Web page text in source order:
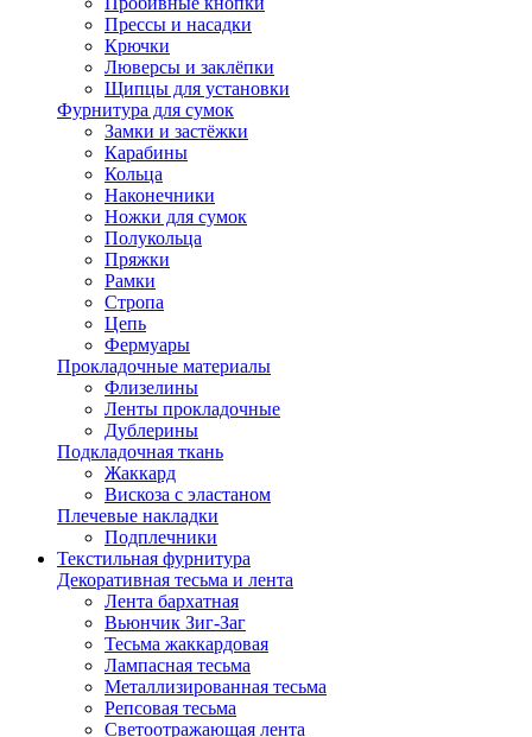
Прессы и насадки
Крючки
Люверсы и заклёпки
Щипцы для установки
Фурнитура для сумок
Замки и застёжки
Карабины
Кольца
Наконечники
Ножки для сумок
Полукольца
Пряжки
Рамки
Стропа
Цепь
Фермуары
Прокладочные материалы
Флизелины
Ленты прокладочные
Дублерины
Подкладочная ткань
Жаккард
Вискоза с эластаном
Плечевые накладки
Подплечники
Текстильная фурнитура
Декоративная тесьма и лента
Лента бархатная
Вьюнчик Зиг-Заг
Тесьма жаккардовая
Лампасная тесьма
Металлизированная тесьма
Репсовая тесьма
Светоотражающая лента